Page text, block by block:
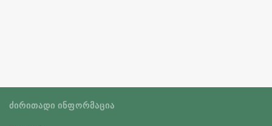
ᲫᲘᲠᲘᲗᲐᲓᲘ ᲘᲜᲤᲝᲠᲛᲐᲪᲘᲐ